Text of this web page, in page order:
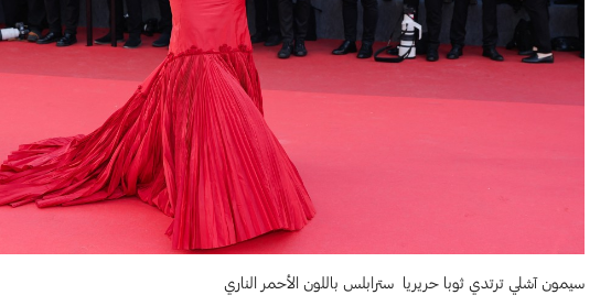
سيمون آشلي ترتدي ثوبا حريريا سترابلس باللون الأحمر الناري